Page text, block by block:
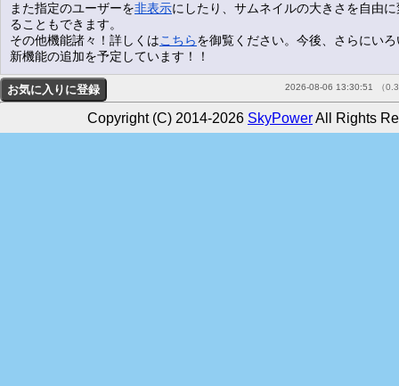
また指定のユーザーを非表示にしたり、サムネイルの大きさを自由
ることもできます。
その他機能諸々！詳しくはこちらを御覧ください。今後、さらにい
新機能の追加を予定しています！！
2026-08-06 13:30:51 （
Copyright (C) 2014-2026 SkyPowerAll Rights